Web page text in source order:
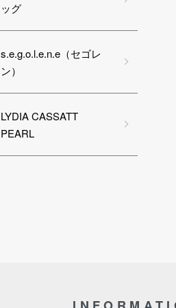
ッグ
s.e.g.o.l.e.n.e（セゴレ
ン）
LYDIA CASSATT
PEARL